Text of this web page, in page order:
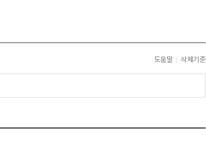
도움말 삭제기준